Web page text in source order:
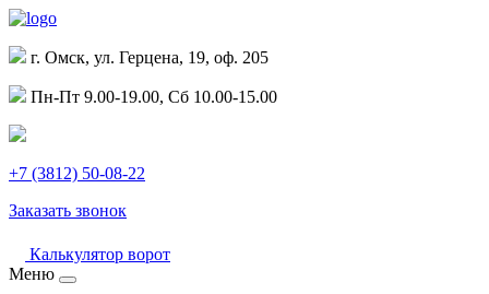
г. Омск, ул. Герцена, 19, оф. 205
Пн-Пт 9.00-19.00, Сб 10.00-15.00
+7 (3812) 50-08-22
Заказать звонок
Калькулятор ворот
Меню